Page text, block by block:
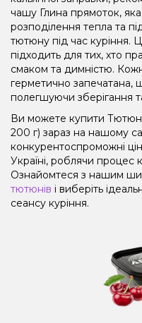
чашу Глина прямоток,
розподілення тепла та
тютюну під час куріння.
підходить для тих, хто
смаком та димністю.
герметично запечатана,
полегшуючи зберігання
Ви можете купити
200 г) зараз на нашому
конкурентоспроможні
Україні, роблячи процес
Ознайомтеся з нашим
тютюнів і виберіть
сеансу куріння.